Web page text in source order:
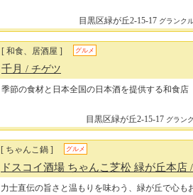
目黒区緑が丘2-15-17 グランク
[ 和食、居酒屋 ] グルメ
千月 / チゲツ
季節の食材と日本全国の日本酒を提供する和食店
目黒区緑が丘2-15-17 グラン
[ ちゃんこ鍋 ] グルメ
ドスコイ酒場 ちゃんこ芝松 緑が丘本店
力士直伝の旨さと温もりを味わう、緑が丘で心も